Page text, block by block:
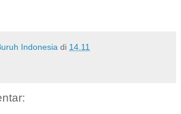
Indonesia di 14.11